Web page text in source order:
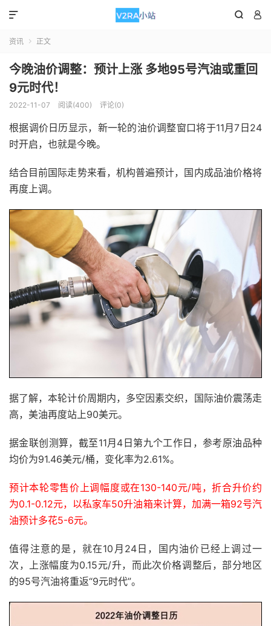
 

资讯  正文
今晚油价调整：预计上涨 多地95号汽油或重回
9元时代！
2022-11-07 阅读(400) 评论(0)
根据调价日历显示，新一轮的油价调整窗口将于11月7日24
时开启，也就是今晚。
结合目前国际走势来看，机构普遍预计，国内成品油价格将
再度上调。
据了解，本轮计价周期内，多空因素交织，国际油价震荡走
高，美油再度站上90美元。
据金联创测算，截至11月4日第九个工作日，参考原油品种
均价为91.46美元/桶，变化率为2.61%。
预计本轮零售价上调幅度或在130-140元/吨，折合升价约
为0.1-0.12元，以私家车50升油箱来计算，加满一箱92号汽
油预计多花5-6元。
值得注意的是，就在10月24日，国内油价已经上调过一
次，上涨幅度为0.15元/升，而此次价格调整后，部分地区
的95号汽油将重返“9元时代”。